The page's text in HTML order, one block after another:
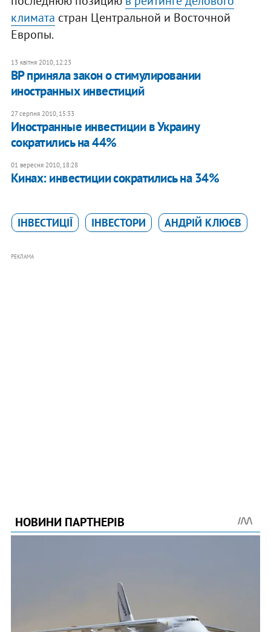
климата стран Центральной и Восточной
Европы.
13 квітня 2010, 12:23
ВР приняла закон о стимулировании
иностранных инвестиций
27 серпня 2010, 15:33
Иностранные инвестиции в Украину
сократились на 44%
01 вересня 2010, 18:28
Кинах: инвестиции сократились на 34%
ІНВЕСТИЦІЇ ІНВЕСТОРИ АНДРІЙ КЛЮЄВ
РЕКЛАМА